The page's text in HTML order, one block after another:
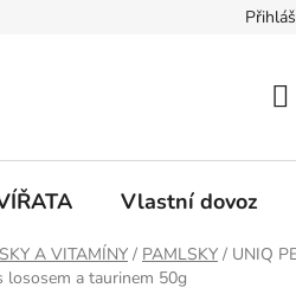
K
Vlastní dovoz
A VITAMÍNY / PAMLSKY / UNIQ
lososem a taurinem 50g